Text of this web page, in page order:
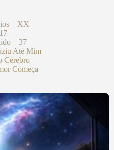
– XX
– 37
Até Mim
Cérebro
Começa